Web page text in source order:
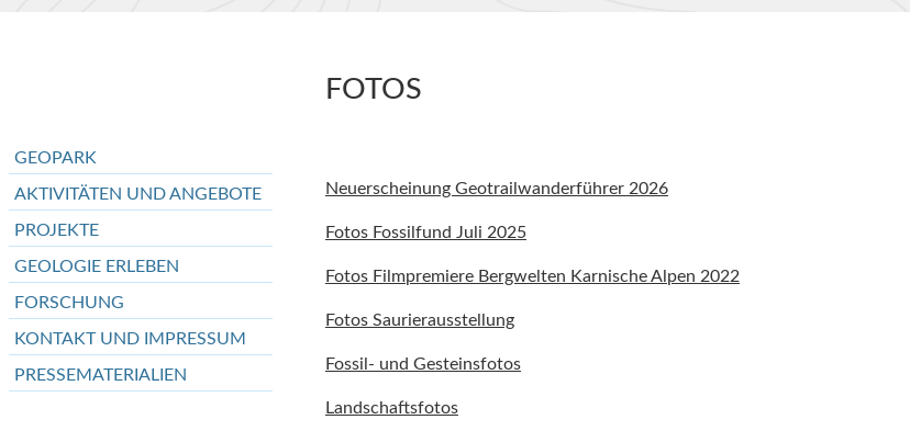
GEOPARK
AKTIVITÄTEN UND ANGEBOTE
PROJEKTE
GEOLOGIE ERLEBEN
FORSCHUNG
KONTAKT UND IMPRESSUM
PRESSEMATERIALIEN
FOTOS
Neuerscheinung Geotrailwanderführer 2026
Fotos Fossilfund Juli 2025
Fotos Filmpremiere Bergwelten Karnische Alpen 2022
Fotos Saurierausstellung
Fossil- und Gesteinsfotos
Landschaftsfotos